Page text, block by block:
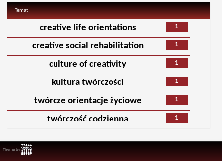
Temat
1
creative life orientations
1
creative social rehabilitation
1
culture of creativity
1
kultura twórczości
1
twórcze orientacje życiowe
1
twórczość codzienna
Theme by